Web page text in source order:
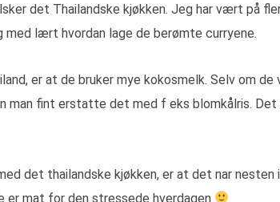
det Thailandske kjøkken. Jeg har vært på
med lært hvordan lage de berømte curryene.
er at de bruker mye kokosmelk. Selv om de
man fint erstatte det med f eks blomkålris. Det
det thailandske kjøkken, er at det nar nesten
er mat for den stressede hverdagen